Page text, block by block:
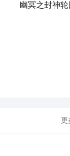
幽冥之封神轮
更